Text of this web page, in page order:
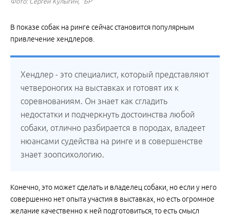
В показе собак на ринге сейчас становится популярным
привлечение хендлеров.
Хендлер - это специалист, который представляют
четвероногих на выставках и готовят их к
соревнованиям. Он знает как сгладить
недостатки и подчеркнуть достоинства любой
собаки, отлично разбирается в породах, владеет
нюансами судейства на ринге и в совершенстве
знает зоопсихологию.
Конечно, это может сделать и владелец собаки, но если у него
совершенно нет опыта участия в выставках, но есть огромное
желание качественно к ней подготовиться, то есть смысл